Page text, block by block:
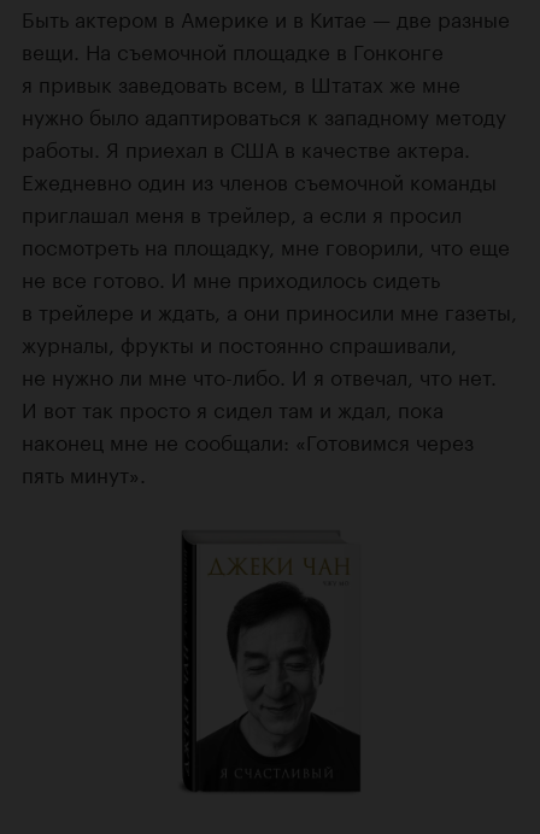
Быть актером в Америке и в Китае — две разные
вещи. На съемочной площадке в Гонконге
я привык заведовать всем, в Штатах же мне
нужно было адаптироваться к западному методу
работы. Я приехал в США в качестве актера.
Ежедневно один из членов съемочной команды
приглашал меня в трейлер, а если я просил
посмотреть на площадку, мне говорили, что еще
не все готово. И мне приходилось сидеть
в трейлере и ждать, а они приносили мне газеты,
журналы, фрукты и постоянно спрашивали,
не нужно ли мне что-либо. И я отвечал, что нет.
И вот так просто я сидел там и ждал, пока
наконец мне не сообщали: «Готовимся через
пять минут».